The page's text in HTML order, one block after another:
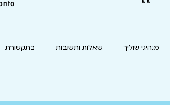
מנהיגי שוליך שאלות ותשובות בתקשורת